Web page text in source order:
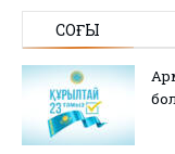
СОҢҒЫ